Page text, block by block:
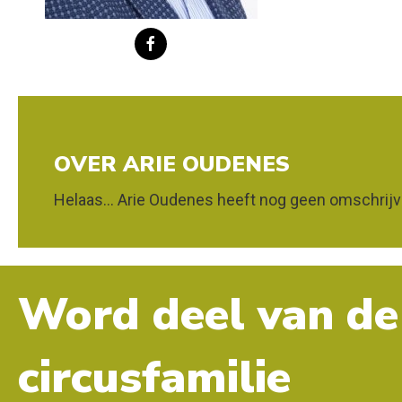
OVER ARIE OUDENES
Helaas... Arie Oudenes heeft nog geen
Word deel van de
circusfamilie